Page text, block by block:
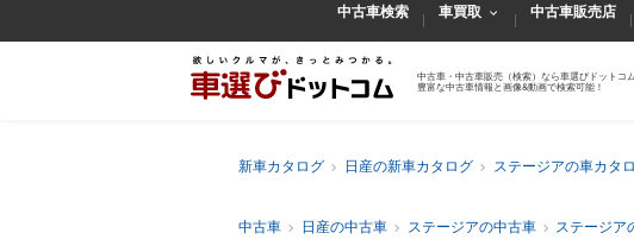
中古車検索 車買取 中古車販売店
中古車・中古車販売（検索）なら車選びドットコ
豊富な中古車情報と画像&動画で検索可能！
新車カタログ 日産の新車カタログ ステージアの車カタ
中古車 日産の中古車 ステージアの中古車 ステージア